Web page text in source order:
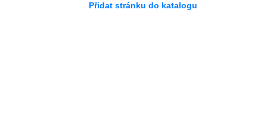
Přidat stránku do katalogu